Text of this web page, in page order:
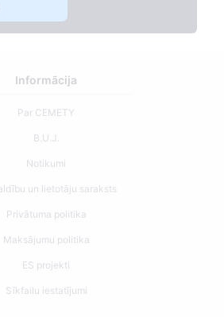
Informācija
Par CEMETY
B.U.J.
Notikumi
un lietotāju saraksts
Privātuma politika
Maksājumu politika
ES projekti
Sīkfailu iestatījumi